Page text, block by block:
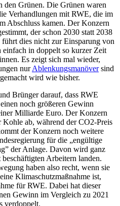
den Grünen. Die Grünen waren
Verhandlungen mit RWE, die im
Abschluss kamen. Der Konzern
der schon 2030 statt 2038
dies nicht zur Einsparung von
in doppelt so kurzer Zeit
Es zeigt sich mal wieder,
nurAblenkungsmanöversind
wird wie bisher.
Brünger darauf, dass RWE
noch größeren Gewinn
Milliarde Euro. Der Konzern
ab, während der CO2-Preis
der Konzern noch weitere
für die „engültige
der Anlage. Davon wird ganz
Arbeitern landen.
haben also recht, wenn sie
Klimaschutzmaßnahme ist,
für RWE. Dabei hat dieser
Gewinn im Vergleich zu 2021
verdoppelt.